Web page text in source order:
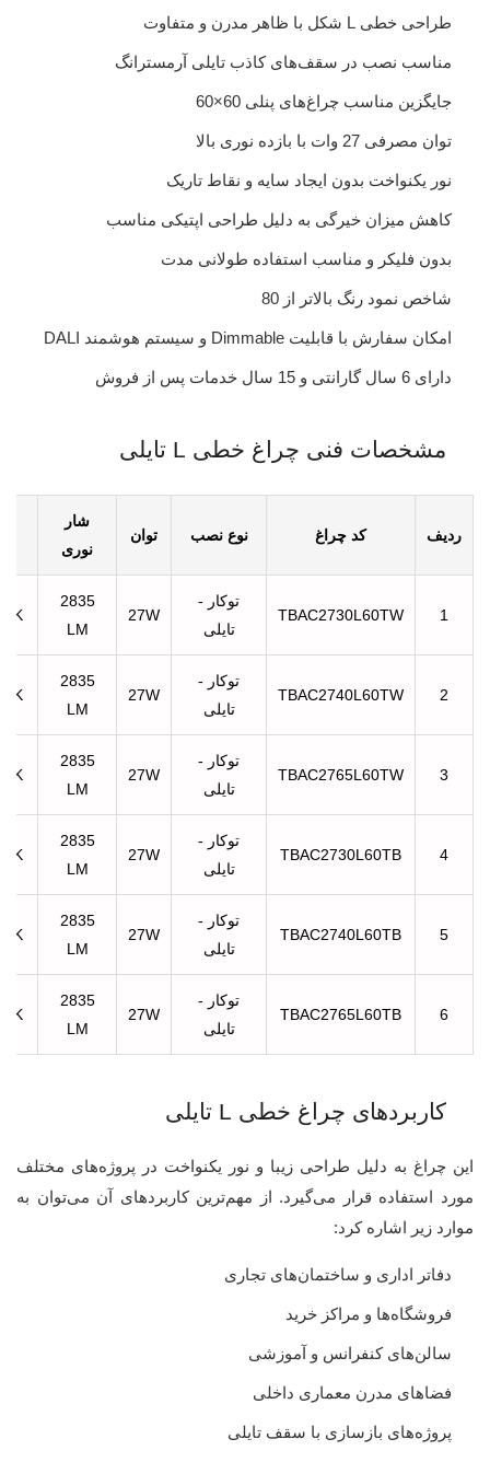
طراحی خطی L شکل با ظاهر مدرن و متفاوت
مناسب نصب در سقف‌های کاذب تایلی آرمسترانگ
جایگزین مناسب چراغ‌های پنلی 60×60
توان مصرفی 27 وات با بازده نوری بالا
نور یکنواخت بدون ایجاد سایه و نقاط تاریک
کاهش میزان خیرگی به دلیل طراحی اپتیکی مناسب
بدون فلیکر و مناسب استفاده طولانی مدت
شاخص نمود رنگ بالاتر از 80
امکان سفارش با قابلیت Dimmable و سیستم هوشمند DALI
دارای 6 سال گارانتی و 15 سال خدمات پس از فروش
مشخصات فنی چراغ خطی L تایلی
ردیف کد چراغ نوع نصب توان
شار
نوری
1
TBAC2730L60TW
توکار -
تایلی
27W
2835
LM
2
TBAC2740L60TW
توکار -
تایلی
27W
2835
LM
3
TBAC2765L60TW
توکار -
تایلی
27W
2835
LM
4
TBAC2730L60TB
توکار -
تایلی
27W
2835
LM
5
TBAC2740L60TB
توکار -
تایلی
27W
2835
LM
6
TBAC2765L60TB
توکار -
تایلی
27W
2835
LM
کاربردهای چراغ خطی L تایلی
این چراغ به دلیل طراحی زیبا و نور یکنواخت در پروژه‌های مختلف
مورد استفاده قرار می‌گیرد. از مهم‌ترین کاربردهای آن می‌توان به
موارد زیر اشاره کرد:
دفاتر اداری و ساختمان‌های تجاری
فروشگاه‌ها و مراکز خرید
سالن‌های کنفرانس و آموزشی
فضاهای مدرن معماری داخلی
پروژه‌های بازسازی با سقف تایلی